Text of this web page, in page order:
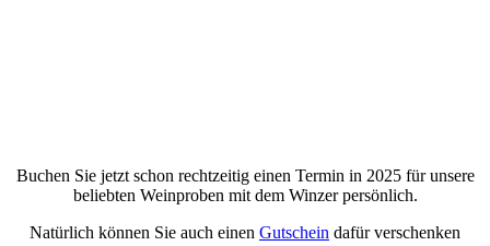
Buchen Sie jetzt schon rechtzeitig einen Termin in 2025 für unsere
beliebten Weinproben mit dem Winzer persönlich.
Natürlich können Sie auch einen Gutschein dafür verschenken